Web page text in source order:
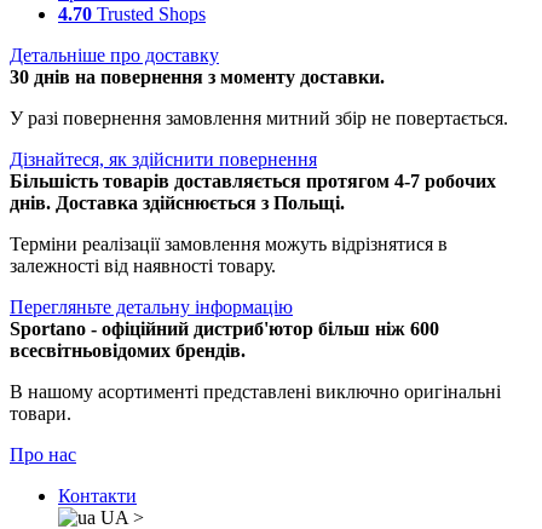
4.70 Trusted Shops
Детальніше про доставку
30 днів на повернення з моменту доставки.
У разі повернення замовлення митний збір не повертається.
Дізнайтеся, як здійснити повернення
Більшість товарів доставляється протягом 4-7 робочих
днів. Доставка здійснюється з Польщі.
Терміни реалізації замовлення можуть відрізнятися в
залежності від наявності товару.
Перегляньте детальну інформацію
Sportano - офіційний дистриб'ютор більш ніж 600
всесвітньовідомих брендів.
В нашому асортименті представлені виключно оригінальні
товари.
Про нас
Контакти
UA >